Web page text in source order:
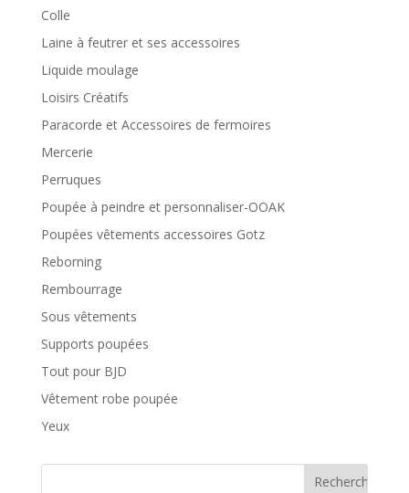
Colle
Laine à feutrer et ses accessoires
Liquide moulage
Loisirs Créatifs
Paracorde et Accessoires de fermoires
Mercerie
Perruques
Poupée à peindre et personnaliser-OOAK
Poupées vêtements accessoires Gotz
Reborning
Rembourrage
Sous vêtements
Supports poupées
Tout pour BJD
Vêtement robe poupée
Yeux